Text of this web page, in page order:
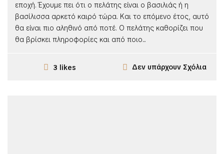
εποχή. Έχουμε πει ότι ο πελάτης είναι ο βασιλιάς ή η
βασίλισσα αρκετό καιρό τώρα. Και το επόμενο έτος, αυτό
θα είναι πιο αληθινό από ποτέ. Ο πελάτης καθορίζει που
θα βρίσκει πληροφορίες και από ποιο...
3 likes Δεν υπάρχουν Σχόλια